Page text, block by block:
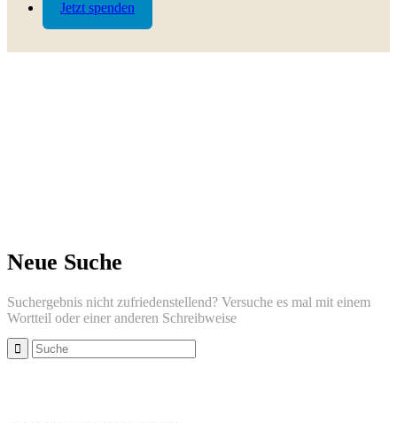
Jetzt spenden
Neue Suche
Suchergebnis nicht zufriedenstellend? Versuche es mal mit einem
Wortteil oder einer anderen Schreibweise